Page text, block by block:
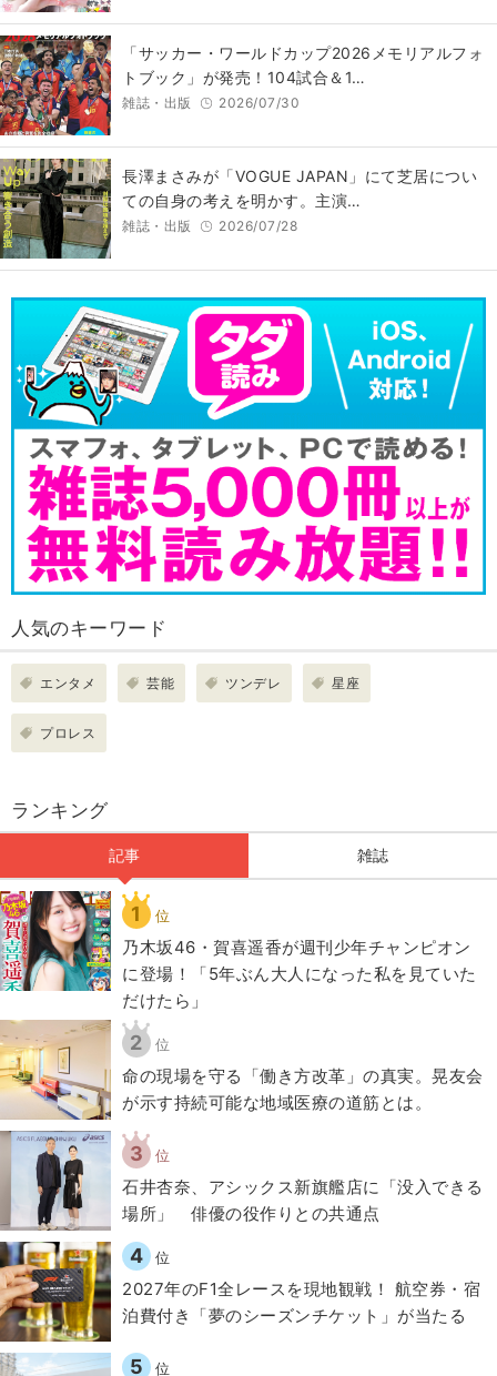
「サッカー・ワールドカップ2026メモリアルフォ
トブック」が発売！104試合＆1…
雑誌・出版 2026/07/30
長澤まさみが「VOGUE JAPAN」にて芝居につい
ての自身の考えを明かす。主演…
雑誌・出版 2026/07/28
人気のキーワード
エンタメ 芸能 ツンデレ 星座
プロレス
ランキング
記事 雑誌
1 位
乃木坂46・賀喜遥香が週刊少年チャンピオン
に登場！「5年ぶん大人になった私を見ていた
だけたら」
2 位
​命の現場を守る「働き方改革」の真実。晃友会
が示す持続可能な地域医療の道筋とは。
3 位
石井杏奈、アシックス新旗艦店に「没入できる
場所」 俳優の役作りとの共通点
4 位
2027年のF1全レースを現地観戦！ 航空券・宿
泊費付き「夢のシーズンチケット」が当たる
5 位